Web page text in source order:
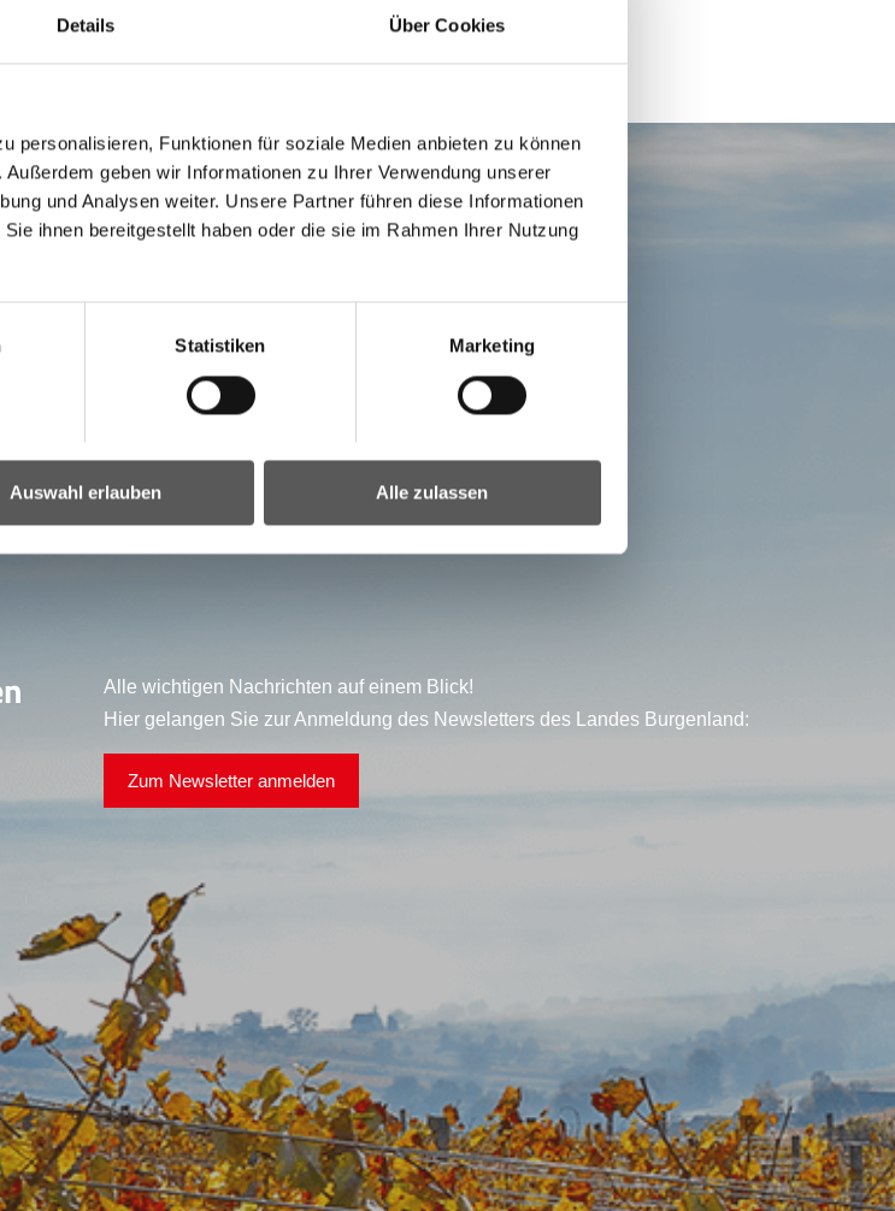
Details Über Cookies
personalisieren, Funktionen für soziale Medien anbieten zu können
geben wir Informationen zu Ihrer Verwendung unserer
und Analysen weiter. Unsere Partner führen diese Informationen
ihnen bereitgestellt haben oder die sie im Rahmen Ihrer Nutzung
Statistiken Marketing
Auswahl erlauben Alle zulassen
Alle wichtigen Nachrichten auf einem Blick!
Hier gelangen Sie zur Anmeldung des Newsletters des Landes Burgenland:
Zum Newsletter anmelden